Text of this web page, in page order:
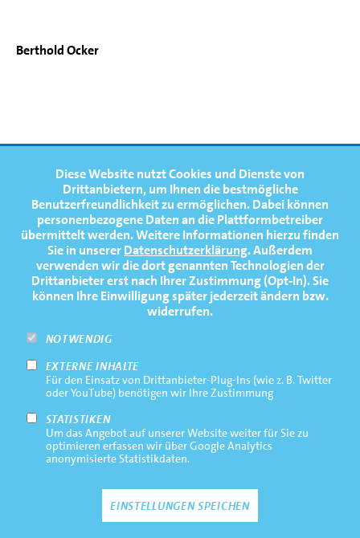
Diese Website nutzt Cookies und Dienste von
Drittanbietern, um Ihnen die bestmögliche
Benutzerfreundlichkeit zu ermöglichen.Dabei können
personenbezogene Daten an die Plattformbetreiber
übermittelt werden. Weitere Informationen hierzu finden
Sie in unsererDatenschutzerklärung. Außerdem
verwenden wir die dort genannten Technologien der
Drittanbieter erst nach Ihrer Zustimmung (Opt-In). Sie
können Ihre Einwilligung später jederzeit ändern bzw.
widerrufen.
NOTWENDIG
EXTERNE INHALTE
Für den Einsatz von Drittanbieter-Plug-Ins (wie z. B. Twitter
oder YouTube) benötigen wir Ihre Zustimmung
STATISTIKEN
Um das Angebot auf unserer Website weiter für Sie zu
optimieren erfassen wir über Google Analytics
anonymisierte Statistikdaten.
EINSTELLUNGEN SPEICHEN
Berthold Ocker
FOOTERNAVIGATION
NEWS
TERMINE
MEDIATHEK
PRESSE
FAQ
NEWSLETTER
Footernavigation
Bottom
Impressum
Datenschutz